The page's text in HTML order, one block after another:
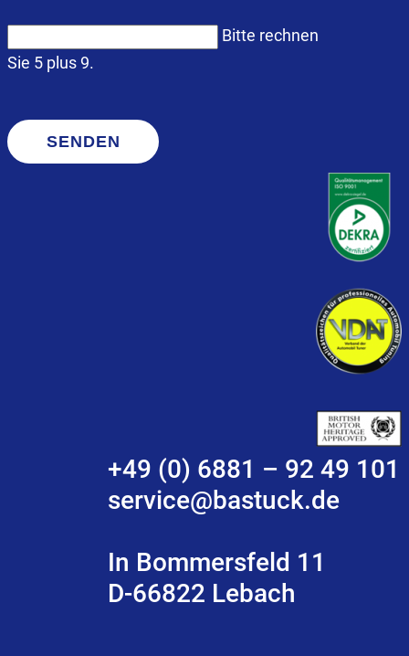
Bitte rechnen
Sie 5 plus 9.
SENDEN
+49 (0) 6881 – 92 49 101
service@bastuck.de
In Bommersfeld 11
D-66822 Lebach